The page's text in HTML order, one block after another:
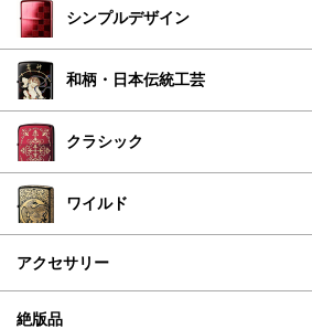
シンプルデザイン
和柄・日本伝統工芸
クラシック
ワイルド
アクセサリー
絶版品